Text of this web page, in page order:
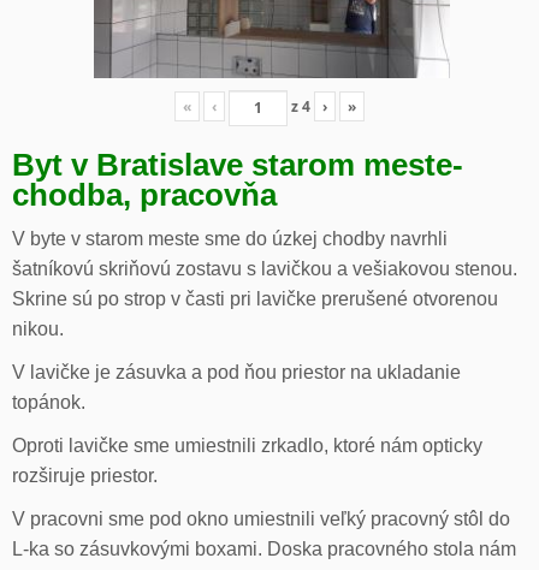
« ‹ z4 › »
Byt v Bratislave starom meste-
chodba, pracovňa
V byte v starom meste sme do úzkej chodby navrhli
šatníkovú skriňovú zostavu s lavičkou a vešiakovou stenou.
Skrine sú po strop v časti pri lavičke prerušené otvorenou
nikou.
V lavičke je zásuvka a pod ňou priestor na ukladanie
topánok.
Oproti lavičke sme umiestnili zrkadlo, ktoré nám opticky
rozširuje priestor.
V pracovni sme pod okno umiestnili veľký pracovný stôl do
L-ka so zásuvkovými boxami. Doska pracovného stola nám